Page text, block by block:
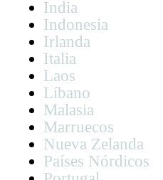
India
Indonesia
Irlanda
Italia
Laos
Líbano
Malasia
Marruecos
Nueva Zelanda
Países Nórdicos